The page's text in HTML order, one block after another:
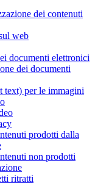
dei contenuti
web
documenti elettronici
dei documenti
text) per le immagini
prodotti dalla
non prodotti
ritratti